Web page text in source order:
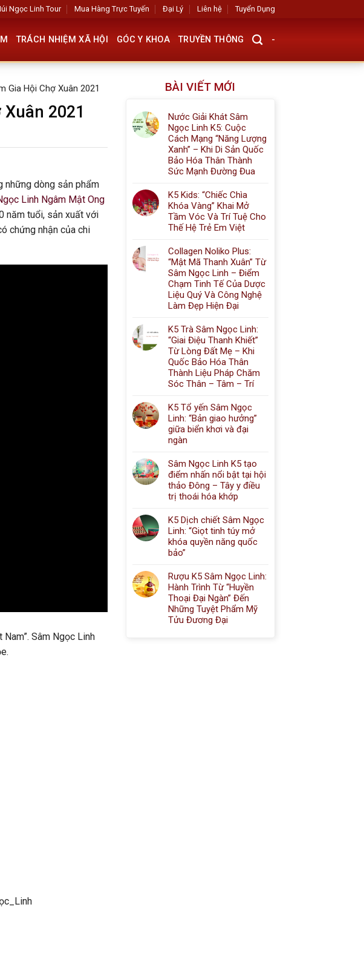
Ngọc Linh Tour Mua Hàng Trực Tuyến Đại Lý Liên hệ Tuyển Dụng
TRÁCH NHIỆM XÃ HỘI GÓC Y KHOA TRUYỀN THÔNG -
Gia Hội Chợ Xuân 2021
2021
những dòng sản phẩm
Linh Ngâm Mật Ong
năm tuổi, sản xuất với
chứng nhận của chi
Sâm Ngọc Linh
BÀI VIẾT MỚI
Nước Giải Khát Sâm
Ngọc Linh K5: Cuộc
Cách Mạng “Năng Lượng
Xanh” – Khi Di Sản Quốc
Bảo Hóa Thân Thành
Sức Mạnh Đường Đua
K5 Kids: “Chiếc Chìa
Khóa Vàng” Khai Mở
Tầm Vóc Và Trí Tuệ Cho
Thế Hệ Trẻ Em Việt
Collagen Noliko Plus:
“Mật Mã Thanh Xuân” Từ
Sâm Ngọc Linh – Điểm
Chạm Tinh Tế Của Dược
Liệu Quý Và Công Nghệ
Làm Đẹp Hiện Đại
K5 Trà Sâm Ngọc Linh:
“Giai Điệu Thanh Khiết”
Từ Lòng Đất Mẹ – Khi
Quốc Bảo Hóa Thân
Thành Liệu Pháp Chăm
Sóc Thân – Tâm – Trí
K5 Tổ yến Sâm Ngọc
Linh: “Bản giao hưởng”
giữa biển khơi và đại
ngàn
Sâm Ngọc Linh K5 tạo
điểm nhấn nổi bật tại hội
thảo Đông – Tây y điều
trị thoái hóa khớp
K5 Dịch chiết Sâm Ngọc
Linh: “Giọt tinh túy mở
khóa quyền năng quốc
bảo”
Rượu K5 Sâm Ngọc Linh:
Hành Trình Từ “Huyền
Thoại Đại Ngàn” Đến
Những Tuyệt Phẩm Mỹ
Tửu Đương Đại